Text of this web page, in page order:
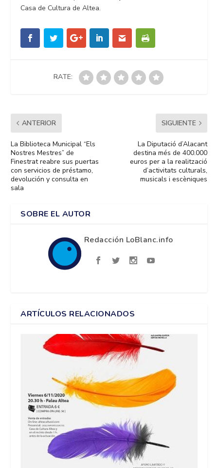
Casa de Cultura de Altea.
RATE:
ANTERIOR
La Biblioteca Municipal “Els
Nostres Mestres” de
Finestrat reabre sus puertas
con servicios de préstamo,
devolución y consulta en
sala
SIGUIENTE
La Diputació d’Alacant
destina més de 400.000
euros per a la realització
d’activitats culturals,
musicals i escèniques
SOBRE EL AUTOR
Redacción LoBlanc.info
ARTÍCULOS RELACIONADOS